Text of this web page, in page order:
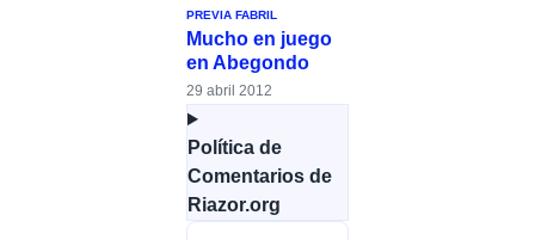
PREVIA FABRIL
Mucho en juego
en Abegondo
29 abril 2012
Política de
Comentarios de
Riazor.org